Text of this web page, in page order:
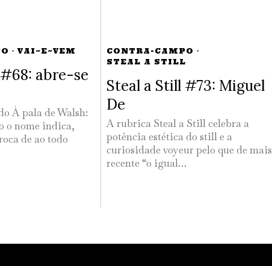
· VAI~E~VEM
abre-se
À pala de Walsh:
o nome indica,
de ao todo
CONTRA-CAMPO ·
STEAL A STILL
Steal a Still #73: Miguel
De
A rubrica Steal a Still celebra a
potência estética do still e a
curiosidade voyeur pelo que de mais
recente “o igual…